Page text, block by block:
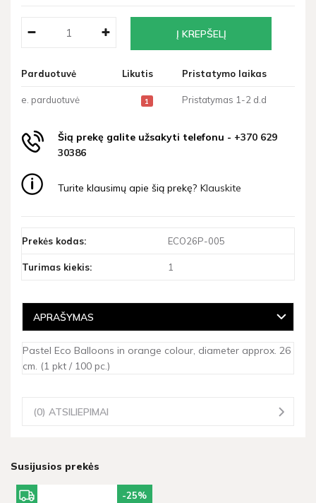
Parduotuvė Likutis Pristatymo laikas
e. parduotuvė 1 Pristatymas 1-2 d.d
Šią prekę galite užsakyti telefonu - +370 629
30386
Turite klausimų apie šią prekę? Klauskite
Prekės kodas: ECO26P-005
Turimas kiekis: 1
APRAŠYMAS
Pastel Eco Balloons in orange colour, diameter approx. 26
cm. (1 pkt / 100 pc.)
(0) ATSILIEPIMAI
Susijusios prekės
-25%